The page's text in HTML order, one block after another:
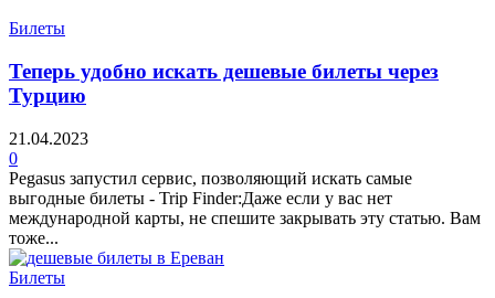
Билеты
Теперь удобно искать дешевые билеты через
Турцию
21.04.2023
0
Pegasus запустил сервис, позволяющий искать самые
выгодные билеты - Trip Finder:Даже если у вас нет
международной карты, не спешите закрывать эту статью. Вам
тоже...
Билеты